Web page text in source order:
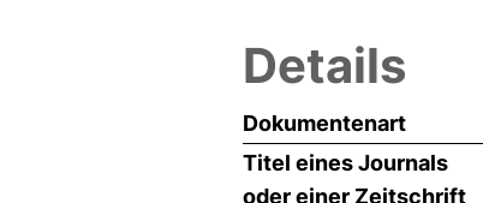
Details
Dokumentenart
Titel eines Journals
oder einer Zeitschrift